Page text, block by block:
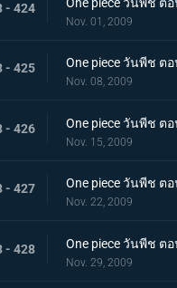
- 424
Nov. 01, 2009
- 425 One piece วันพีช
Nov. 08, 2009
- 426 One piece วันพีช ต
Nov. 15, 2009
- 427 One piece วันพีช ต
Nov. 22, 2009
- 428 One piece วันพีช ต
Nov. 29, 2009